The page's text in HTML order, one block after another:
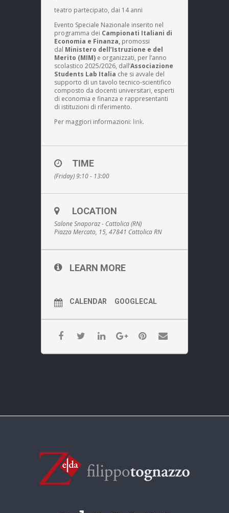
teatro partecipato, dai 14 anni
Evento Speciale Nazionale inserito nel
programma dei Campionati Italiani di
Economia e Finanza, promossi
dal Ministero dell’Istruzione e del
Merito (MIM) e organizzati, per l’anno
scolastico 2025/2026, dall’Associazione
Students Lab Italia che si avvale del
supporto di un tavolo tecnico-scientifico
composto da docenti universitari, esperti
di economia e finanza e rappresentanti
di istituzioni di riferimento.
Per maggiori informazioni: link.
TIME
(Friday) 9:10 - 13:00
LOCATION
Salone Snaporaz - Cattolica (RN)
Piazza Mercato, 15, 47841 Cattolica RN
LEARN MORE
CALENDAR GOOGLECAL